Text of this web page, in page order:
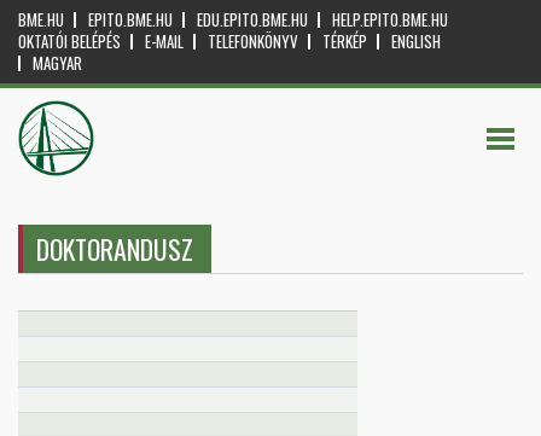
BME.HU EPITO.BME.HU EDU.EPITO.BME.HU
HELP.EPITO.BME.HU
OKTATÓI BELÉPÉS
E-MAIL TELEFONKÖNYV TÉRKÉP
ENGLISH
MAGYAR
DOKTORANDUSZ